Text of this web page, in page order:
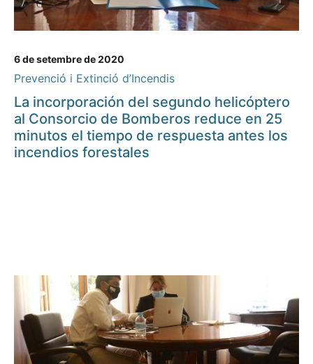
6 de setembre de 2020
Prevenció i Extinció d’Incendis
La incorporación del segundo helicóptero
al Consorcio de Bomberos reduce en 25
minutos el tiempo de respuesta antes los
incendios forestales